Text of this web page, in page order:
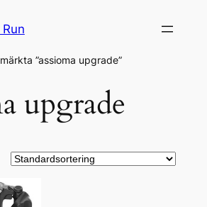
”assioma upgrade”
upgrade